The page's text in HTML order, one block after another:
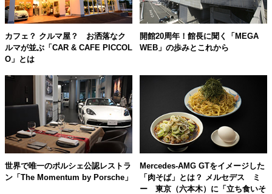
カフェ？ クルマ屋？ お洒落なク
ルマが並ぶ「CAR & CAFE PICCOL
O」とは
開館20周年！館長に聞く「MEGA
WEB」の歩みとこれから
世界で唯一のポルシェ公認レストラ
ン「The Momentum by Porsche」
Mercedes-AMG GTをイメージした
「肉そば」とは？ メルセデス ミ
ー 東京（六本木）に「立ち食いそ